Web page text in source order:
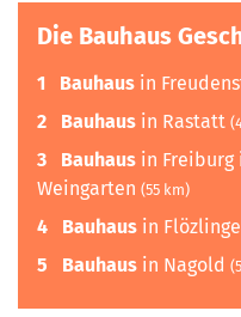
Die Bauhaus
1 Bauhaus in
2 Bauhaus in Rastatt
3 Bauhaus in Freiburg
Weingarten (55 km)
4 Bauhaus in
5 Bauhaus in Nagold